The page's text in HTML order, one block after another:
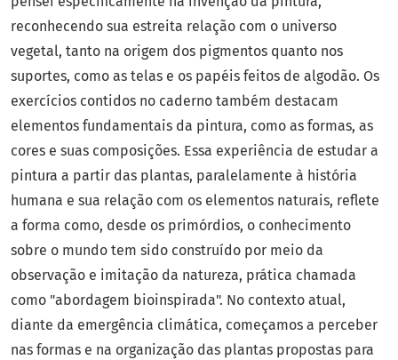
reconhecendo sua estreita relação com o universo
vegetal, tanto na origem dos pigmentos quanto nos
suportes, como as telas e os papéis feitos de algodão. Os
exercícios contidos no caderno também destacam
elementos fundamentais da pintura, como as formas, as
cores e suas composições. Essa experiência de estudar a
pintura a partir das plantas, paralelamente à história
humana e sua relação com os elementos naturais, reflete
a forma como, desde os primórdios, o conhecimento
sobre o mundo tem sido construído por meio da
observação e imitação da natureza, prática chamada
como "abordagem bioinspirada". No contexto atual,
diante da emergência climática, começamos a perceber
nas formas e na organização das plantas propostas para